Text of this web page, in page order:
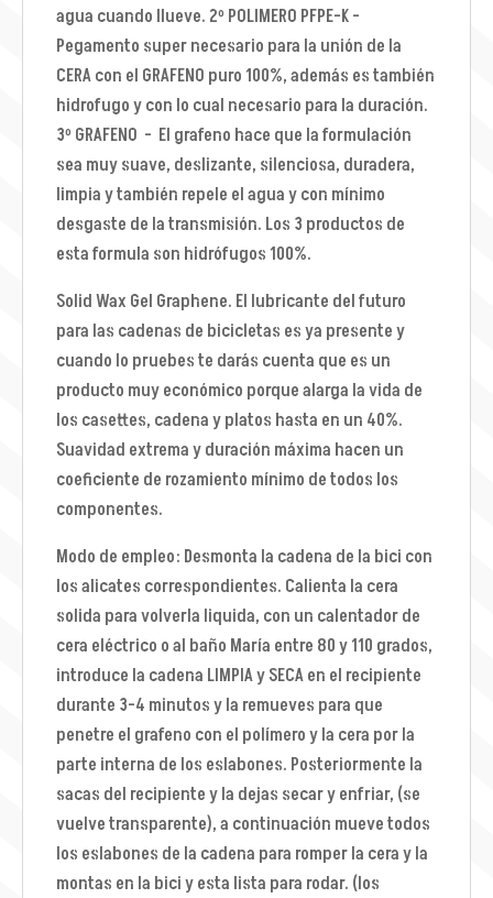
agua cuando llueve. 2º POLIMERO PFPE-K -
Pegamento super necesario para la unión de la
CERA con el GRAFENO puro 100%, además es también
hidrofugo y con lo cual necesario para la duración.
3º GRAFENO - El grafeno hace que la formulación
sea muy suave, deslizante, silenciosa, duradera,
limpia y también repele el agua y con mínimo
desgaste de la transmisión. Los 3 productos de
esta formula son hidrófugos 100%.
Solid Wax Gel Graphene. El lubricante del futuro
para las cadenas de bicicletas es ya presente y
cuando lo pruebes te darás cuenta que es un
producto muy económico porque alarga la vida de
los casettes, cadena y platos hasta en un 40%.
Suavidad extrema y duración máxima hacen un
coeficiente de rozamiento mínimo de todos los
componentes.
Modo de empleo: Desmonta la cadena de la bici con
los alicates correspondientes. Calienta la cera
solida para volverla liquida, con un calentador de
cera eléctrico o al baño María entre 80 y 110 grados,
introduce la cadena LIMPIA y SECA en el recipiente
durante 3-4 minutos y la remueves para que
penetre el grafeno con el polímero y la cera por la
parte interna de los eslabones. Posteriormente la
sacas del recipiente y la dejas secar y enfriar, (se
vuelve transparente), a continuación mueve todos
los eslabones de la cadena para romper la cera y la
montas en la bici y esta lista para rodar. (los